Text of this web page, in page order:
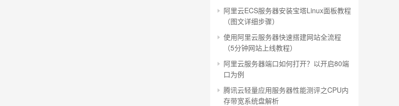
阿里云ECS服务器安装宝塔Linux面板教程
（图文详细步骤）
使用阿里云服务器快速搭建网站全流程
（5分钟网站上线教程）
阿里云服务器端口如何打开？以开启80端
口为例
腾讯云轻量应用服务器性能测评之CPU内
存带宽系统盘解析